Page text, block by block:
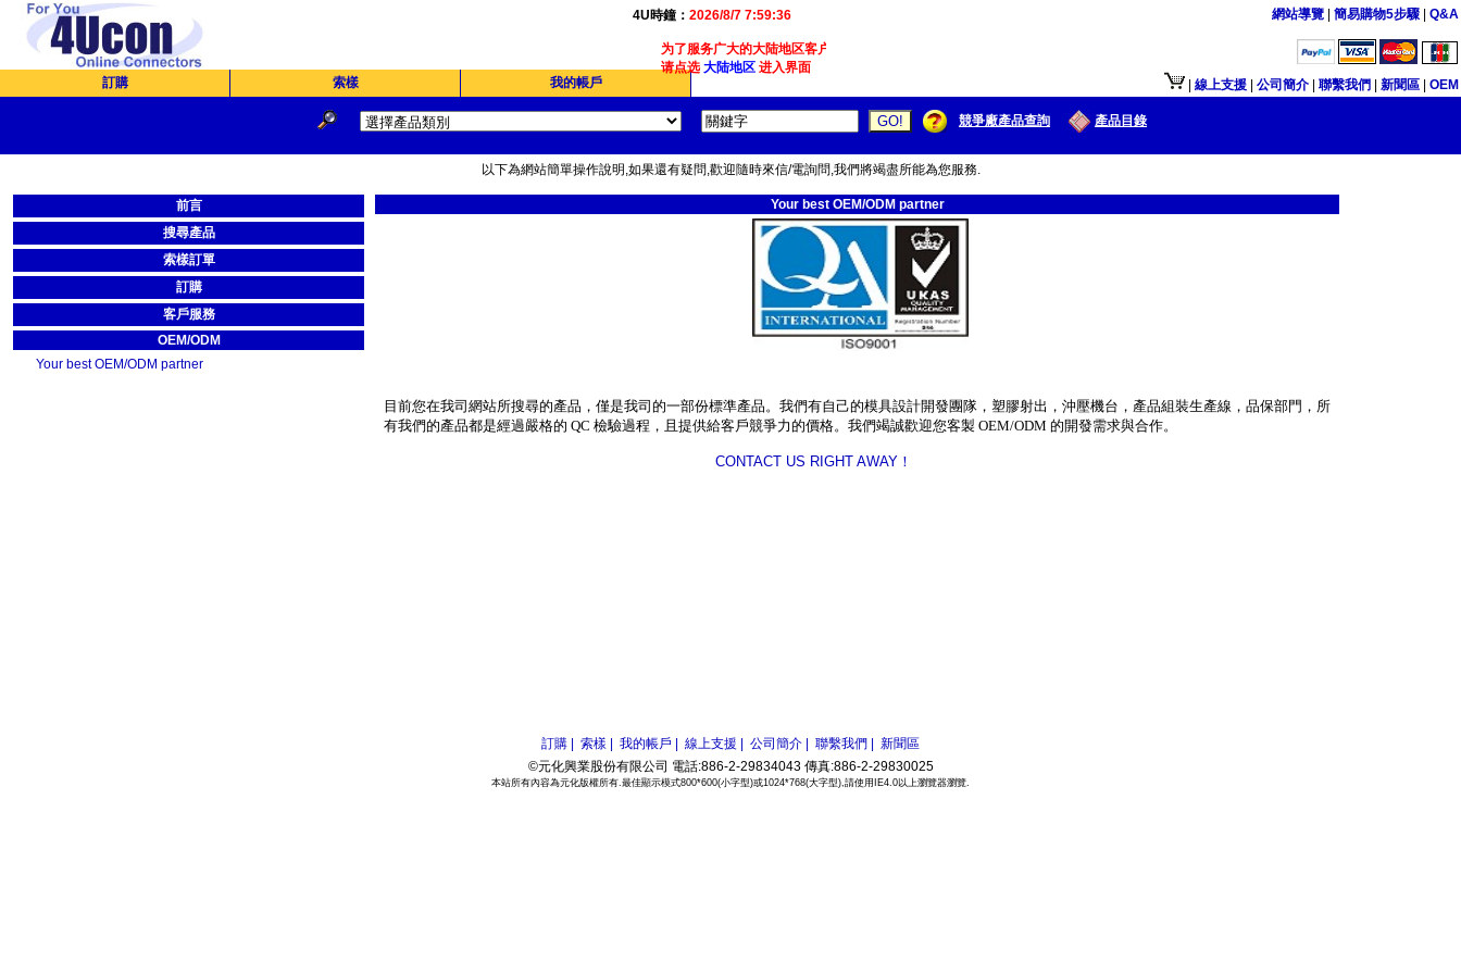
4U時鐘： 2026/8/7 7:59:36
为了服务广大的大陆地区客户,我们4Ucon新增了简体版接口供大陆地区客户使用.
请点选大陆地区进入界面
網站導覽 簡易購物5步驟 Q&A
訂購 索樣 我的帳戶 線上支援 公司簡介 聯繫我們 新聞區 OEM
競爭廠產品查詢 產品目錄
以下為網站簡單操作說明,如果還有疑問,歡迎隨時來信/電詢問,我們將竭盡所能為您服務.
前言
搜尋產品
索樣訂單
訂購
客戶服務
OEM/ODM
Your best OEM/ODM partner
Your best OEM/ODM partner
目前您在我司網站所搜尋的產品，僅是我司的一部份標準產品。我們有自己的模具設計開發團隊，塑膠射出，沖壓機台，產品組裝生產線，品保部門，所
有我們的產品都是經過嚴格的 QC 檢驗過程，且提供給客戶競爭力的價格。我們竭誠歡迎您客製 OEM/ODM 的開發需求與合作。
CONTACT US RIGHT AWAY！
訂購 | 索樣 | 我的帳戶 | 線上支援 | 公司簡介 | 聯繫我們 |
新聞區
©元化興業股份有限公司 電話:886-2-29834043 傳真:886-2-29830025
本站所有內容為元化版權所有.最佳顯示模式800*600(小字型)或1024*768(大字型),請使用IE4.0以上瀏覽器瀏覽.